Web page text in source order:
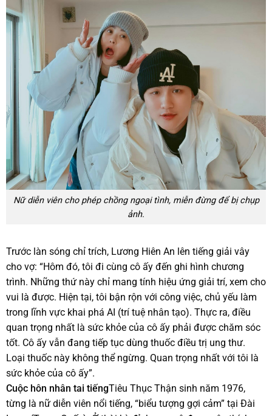
Nữ diễn viên cho phép chồng ngoại tình, miễn đừng để bị chụp
ảnh.
Trước làn sóng chỉ trích, Lương Hiên An lên tiếng giải vây
cho vợ: “Hôm đó, tôi đi cùng cô ấy đến ghi hình chương
trình. Những thứ này chỉ mang tính hiệu ứng giải trí, xem cho
vui là được. Hiện tại, tôi bận rộn với công việc, chủ yếu làm
trong lĩnh vực khai phá AI (trí tuệ nhân tạo). Thực ra, điều
quan trọng nhất là sức khỏe của cô ấy phải được chăm sóc
tốt. Cô ấy vẫn đang tiếp tục dùng thuốc điều trị ung thư.
Loại thuốc này không thể ngừng. Quan trọng nhất với tôi là
sức khỏe của cô ấy”.
Cuộc hôn nhân tai tiếngTiêu Thục Thận sinh năm 1976,
từng là nữ diễn viên nổi tiếng, “biểu tượng gợi cảm” tại Đài